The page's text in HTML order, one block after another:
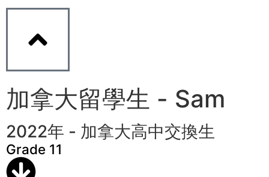
加拿大留學生 - Sam
2022年 - 加拿大高中交換生
Grade 11